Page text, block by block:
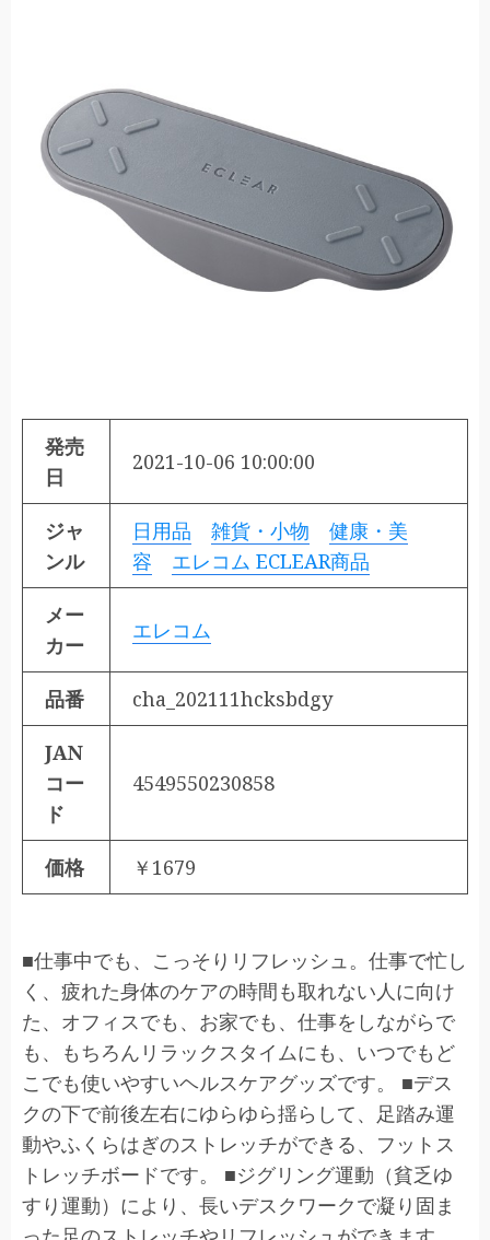
発売
日
2021-10-06 10:00:00
ジャ
ンル
日用品 雑貨・小物
健康・美
容
エレコム ECLEAR商品
メー
カー
エレコム
品番 cha_202111hcksbdgy
JAN
コー
ド
4549550230858
価格 ￥1679
■仕事中でも、こっそりリフレッシュ。仕事で忙し
く、疲れた身体のケアの時間も取れない人に向け
た、オフィスでも、お家でも、仕事をしながらで
も、もちろんリラックスタイムにも、いつでもど
こでも使いやすいヘルスケアグッズです。 ■デス
クの下で前後左右にゆらゆら揺らして、足踏み運
動やふくらはぎのストレッチができる、フットス
トレッチボードです。 ■ジグリング運動（貧乏ゆ
すり運動）により、長いデスクワークで凝り固ま